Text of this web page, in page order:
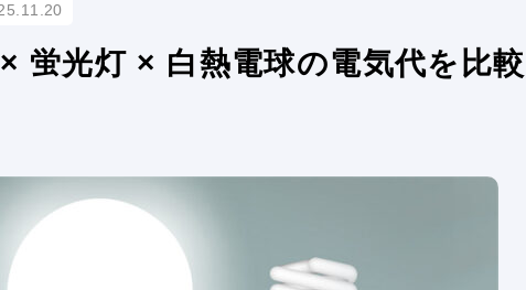
蛍光灯 × 白熱電球の電気代を比